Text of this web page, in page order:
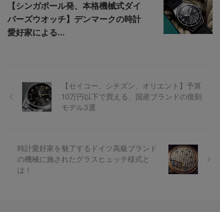
【シンガポール発、本格機械式ダイ
バーズウオッチ】デンマークの時計
愛好家による...
【セイコー、シチズン、オリエント】予算
10万円以下で買える、国産ブランドの復刻
モデル3選
時計愛好家を魅了するドイツ高級ブランド
の機械に施されたグラスヒュッテ様式と
は！